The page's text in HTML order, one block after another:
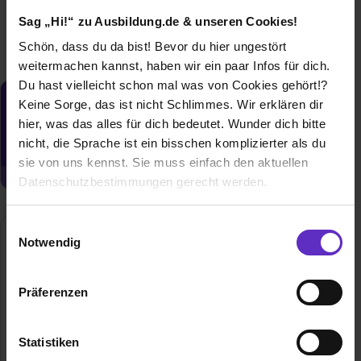
Sag „Hi!“ zu Ausbildung.de & unseren Cookies!
Schön, dass du da bist! Bevor du hier ungestört
weitermachen kannst, haben wir ein paar Infos für dich.
Du hast vielleicht schon mal was von Cookies gehört!?
Keine Sorge, das ist nicht Schlimmes. Wir erklären dir
hier, was das alles für dich bedeutet. Wunder dich bitte
nicht, die Sprache ist ein bisschen komplizierter als du
sie von uns kennst. Sie muss einfach den aktuellen
Datenschutzbestimmungen gerecht werden.
Benutzung der Webseite getroffenen Einstellungen zu
Webseite zu analysieren („Statistiken“), um
Informationen zu deiner Verwendung unserer Website an
Notwendig
Präferenzen
Statistiken
Du möchtest neue Stellen automatisch
zugeschickt bekommen?
Jetzt aktivieren